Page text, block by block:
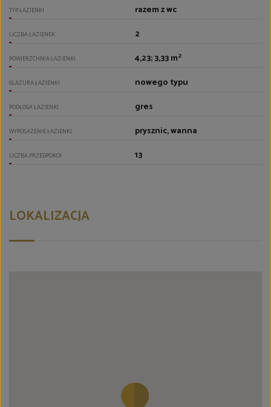
TYP ŁAZIENKI razem z wc
LICZBA ŁAZIENEK 2
POWIERZCHNIA ŁAZIENKI 4,23; 3,33 m2
GLAZURA ŁAZIENKI nowego typu
PODŁOGA ŁAZIENKI gres
WYPOSAŻENIE ŁAZIENKI prysznic, wanna
LICZBA PRZEDPOKOI 13
LOKALIZACJA